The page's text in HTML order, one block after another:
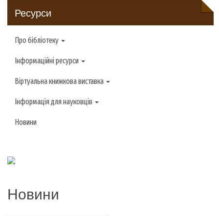
Ресурси
Про бібліотеку
Інформаційні ресурси
Віртуальна книжкова виставка
Інформація для науковців
Новини
Новини